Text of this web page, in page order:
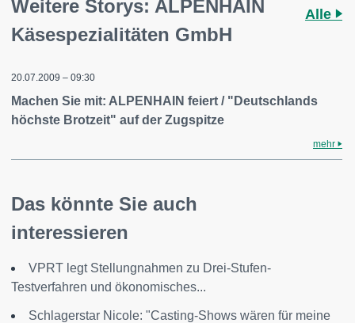
Weitere Storys: ALPENHAIN
Käsespezialitäten GmbH
Alle
20.07.2009 – 09:30
Machen Sie mit: ALPENHAIN feiert / "Deutschlands
höchste Brotzeit" auf der Zugspitze
mehr
Das könnte Sie auch
interessieren
VPRT legt Stellungnahmen zu Drei-Stufen-
Testverfahren und ökonomisches...
Schlagerstar Nicole: "Casting-Shows wären für meine